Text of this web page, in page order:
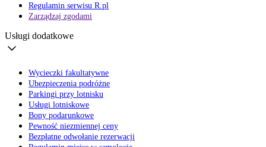
Regulamin serwisu R.pl
Zarządzaj zgodami
Usługi dodatkowe
Wycieczki fakultatywne
Ubezpieczenia podróżne
Parkingi przy lotnisku
Usługi lotniskowe
Bony podarunkowe
Pewność niezmiennej ceny
Bezpłatne odwołanie rezerwacji